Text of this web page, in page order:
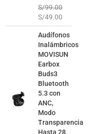
S/99.00
S/49.00
Audífonos
Inalámbricos
MOVISUN
Earbox
Buds3
Bluetooth
5.3 con
ANC,
Modo
Transparencia
Hasta 28
precio
era:
S/129.00.
precio